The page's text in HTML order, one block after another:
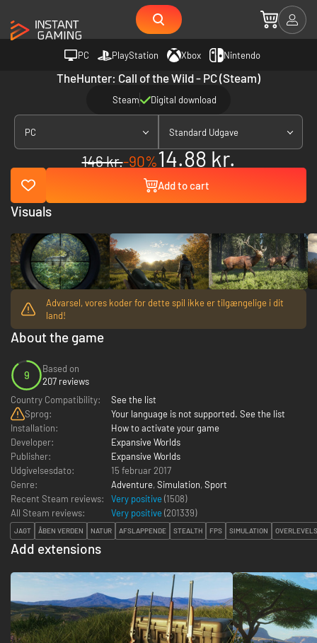
PC PlayStation Xbox Nintendo
TheHunter: Call of the Wild - PC (Steam)
Steam Digital download
PC Standard Udgave
146 kr.-90%14.88 kr.
Add to cart
Advarsel, vores koder for dette spil ikke er tilgængelige i dit
land!
About the game
9
Based on
207 reviews
Country Compatibility:
See the list
Sprog:
Your language is not supported. See the list
Installation:
How to activate your game
Developer:
Expansive Worlds
Publisher:
Expansive Worlds
Udgivelsesdato:
15 februar 2017
Genre:
Adventure, Simulation, Sport
Recent Steam reviews:
Very positive (1508)
All Steam reviews:
Very positive (201339)
JAGT ÅBEN VERDEN NATUR AFSLAPPENDE STEALTH FPS SIMULATION
Add extensions
Visuals